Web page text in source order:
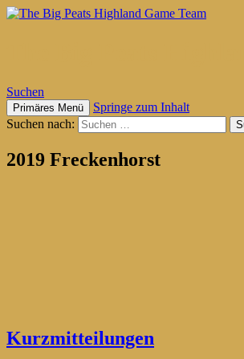
Suchen
Primäres Menü
Springe zum Inhalt
Suchen nach:
2019 Freckenhorst
Kurzmitteilungen